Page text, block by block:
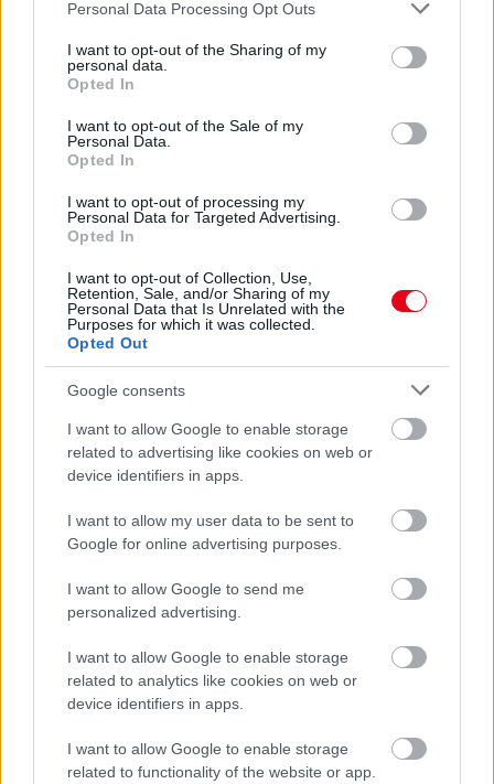
not limited to your visit or usage behaviour. You may click to
grant or deny consent to Google and its third-party tags to
use your data for below specified purposes in below Google
consent section.
Personal Data Processing Opt Outs
I want to opt-out of the Sharing of my
personal data.
Opted In
I want to opt-out of the Sale of my
Personal Data.
Opted In
I want to opt-out of processing my
Personal Data for Targeted Advertising.
Opted In
I want to opt-out of Collection, Use,
Retention, Sale, and/or Sharing of my
Personal Data that Is Unrelated with the
Purposes for which it was collected.
Opted Out
Google consents
I want to allow Google to enable storage
related to advertising like cookies on web or
device identifiers in apps.
I want to allow my user data to be sent to
Google for online advertising purposes.
I want to allow Google to send me
personalized advertising.
I want to allow Google to enable storage
related to analytics like cookies on web or
device identifiers in apps.
I want to allow Google to enable storage
related to functionality of the website or app.
Ez a szer tényleg eltünteti a vízkövet
07. 31.
HAGYD A SÓT: EGY CSIPET EBBŐL A FŐZŐVÍZBE,
ÉS SOKKAL FINOMABB LESZ A FŐTT KRUMPLI
Titkos hozzávaló
24 óra
Orvos figyelmeztet: ezt az apró reggeli tünetet ne